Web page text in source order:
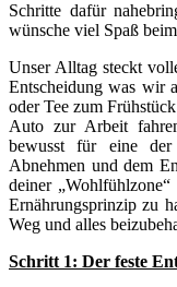
Schritte dafür
wünsche viel Spaß
Unser Alltag steckt
Entscheidung was wir
oder Tee zum
Auto zur Arbeit
bewusst für eine
Abnehmen und dem
deiner
Ernährungsprinzip zu
Weg und alles
Schritt 1: Der feste